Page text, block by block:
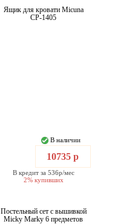
Ящик для кровати Micuna
CP-1405
В наличии
10735 р
В кредит за 536р/мес
2% купивших
Постельный сет с вышивкой
Micky Marky 6 предметов